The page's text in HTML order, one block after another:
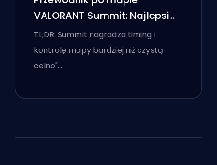
VALORANT Summit: Najlepsi
agenci, wezwania i smoki
TL;DR: Summit nagradza timing i
kontrolę mapy bardziej niż czystą
celno"…